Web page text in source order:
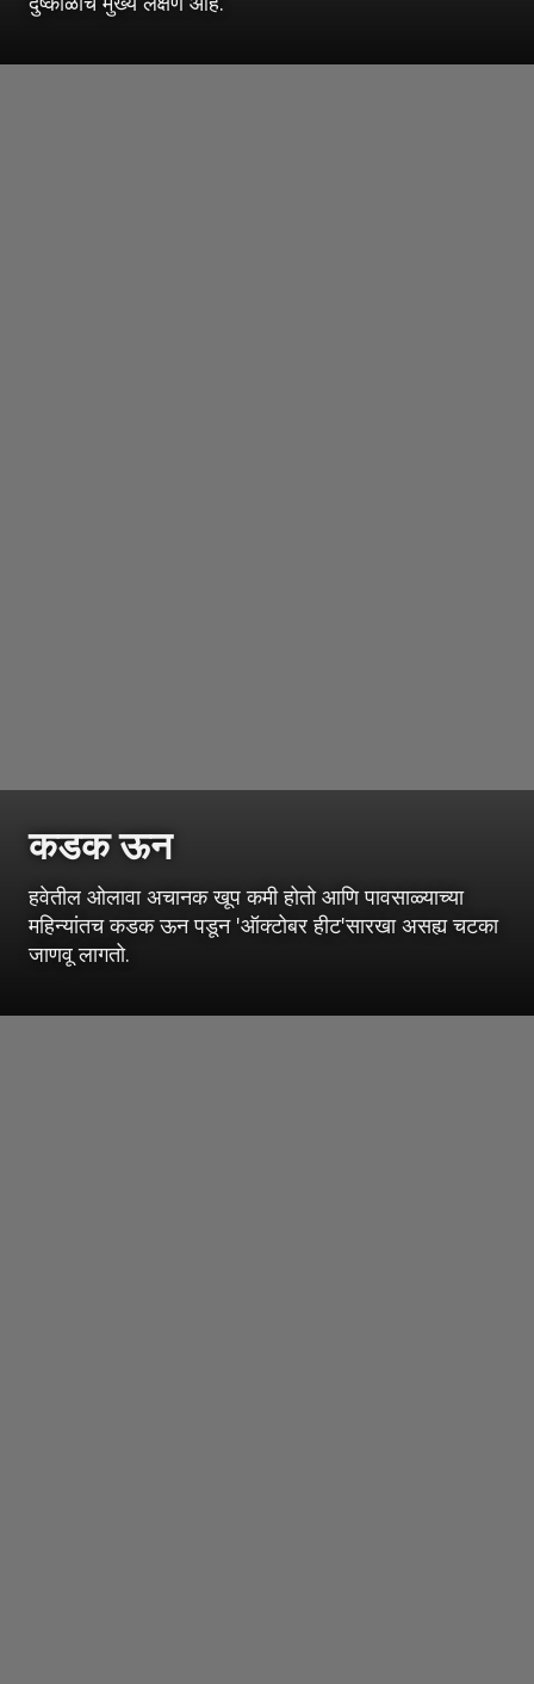
कडक ऊन
हवेतील ओलावा अचानक खूप कमी होतो आणि पावसाळ्याच्या
महिन्यांतच कडक ऊन पडून 'ऑक्टोबर हीट'सारखा असह्य चटका
जाणवू लागतो.